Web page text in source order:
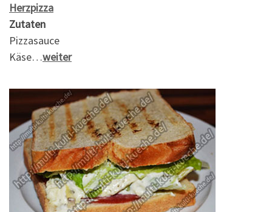
Herzpizza
Zutaten
Pizzasauce
Käse…weiter